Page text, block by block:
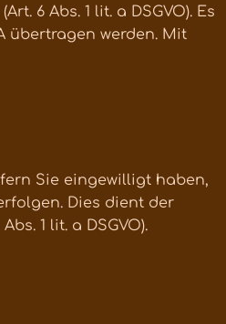
6 Abs. 1 lit. a DSGVO). Es
übertragen werden. Mit
Sie eingewilligt haben,
Dies dient der
1 lit. a DSGVO).